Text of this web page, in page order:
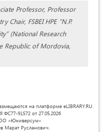
Professor, Professor
Chair, FSBEI HPE “N.P.
(National Research
Republic of Mordovia,
на платформе eLIBRARY.RU.
91572 от 27.05.2026
«Юниверсум»
Марат Русланович.